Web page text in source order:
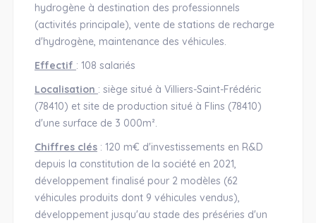
hydrogène à destination des professionnels
(activités principale), vente de stations de recharge
d'hydrogène, maintenance des véhicules.
Effectif : 108 salariés
Localisation : siège situé à Villiers-Saint-Frédéric
(78410) et site de production situé à Flins (78410)
d'une surface de 3 000m².
Chiffres clés: 120 m€ d'investissements en R&D
depuis la constitution de la société en 2021,
développement finalisé pour 2 modèles (62
véhicules produits dont 9 véhicules vendus),
développement jusqu'au stade des préséries d'un